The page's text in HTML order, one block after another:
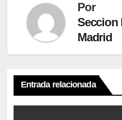
Por
Seccion
Madrid
Entrada relacionada